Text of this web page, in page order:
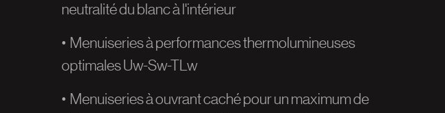
neutralité du blanc à l'intérieur
• Menuiseries à performances thermolumineuses
optimales Uw-Sw-TLw
• Menuiseries à ouvrant caché pour un maximum de